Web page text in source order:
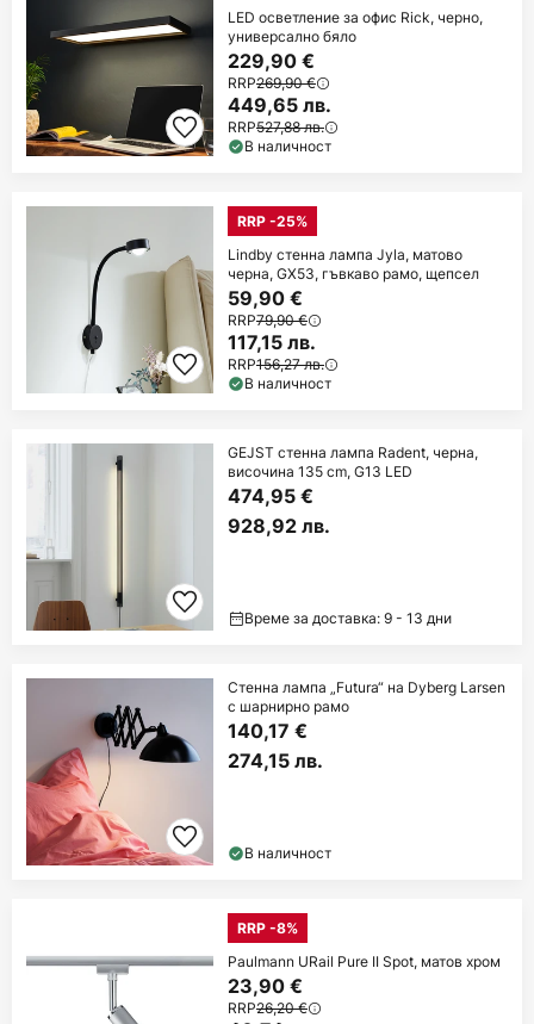
LED осветление за офис Rick, черно,
универсално бяло
229,90 €
RRP269,90 €
449,65 лв.
RRP527,88 лв.
В наличност
RRP -25%
Lindby стенна лампа Jyla, матово
черна, GX53, гъвкаво рамо, щепсел
59,90 €
RRP79,90 €
117,15 лв.
RRP156,27 лв.
В наличност
GEJST стенна лампа Radent, черна,
височина 135 cm, G13 LED
474,95 €
928,92 лв.
Време за доставка: 9 - 13 дни
Стенна лампа „Futura“ на Dyberg Larsen
с шарнирно рамо
140,17 €
274,15 лв.
В наличност
RRP -8%
Paulmann URail Pure II Spot, матов хром
23,90 €
RRP26,20 €